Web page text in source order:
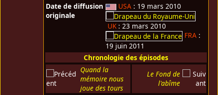
Date de diffusion
originale
USA: 19 mars 2010
UK: 23 mars 2010
FRA:
19 juin 2011
Chronologie des épisodes
Quand la
mémoire nous
joue des tours
Le Fond de
l'abîme